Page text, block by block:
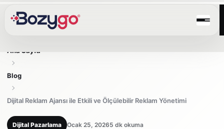
Ana Sayfa
Blog
Dijital Reklam Ajansı ile Etkili ve Ölçülebilir Reklam Yönetimi
Dijital Pazarlama Ocak 25, 20265 dk okuma